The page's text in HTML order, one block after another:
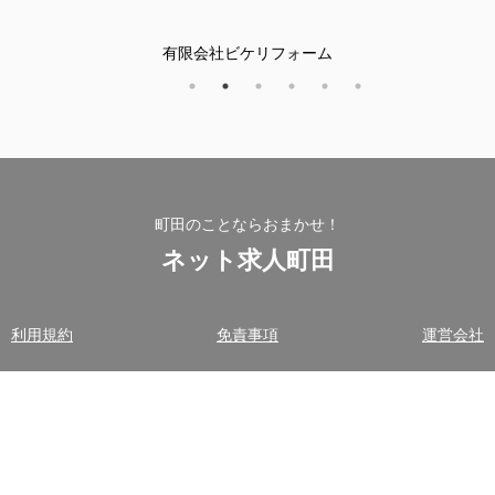
club AQUA I’s
町田のことならおまかせ！
ネット求人町田
利用規約 免責事項 運営会社